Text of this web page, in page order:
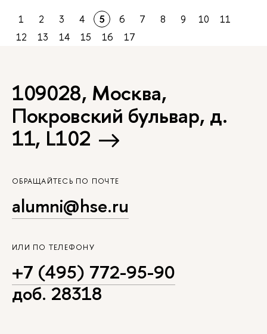
1 2 3 4 5 6 7 8 9 10
11
12
13 14 15 16 17
109028, Москва,
Покровский бульвар, д.
11, L102
ОБРАЩАЙТЕСЬ ПО ПОЧТЕ
alumni@hse.ru
ИЛИ ПО ТЕЛЕФОНУ
+7 (495) 772-95-90
доб. 28318